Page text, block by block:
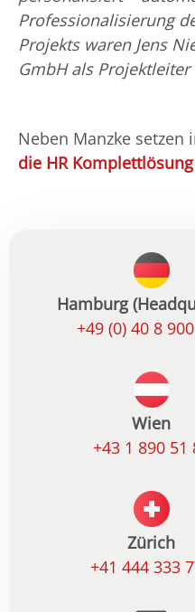
Professionalisierung
Projekts waren Jens
GmbH als
Neben Manzke
die HR
Hamburg
+49 (0) 40 8
Wien
+43 1 890 51
Zürich
+41 444 333